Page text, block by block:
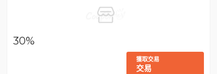
30%
獲取交易
交易